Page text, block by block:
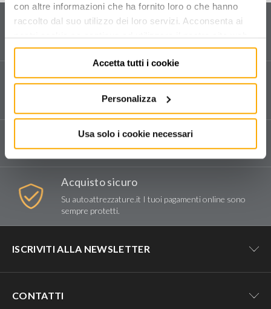
con altre informazioni che ha fornito loro o che hanno
raccolto dal suo utilizzo dei loro servizi. Acconsenta ai
nostri cookie se continua ad utilizzare il nostro sito web.
Accetta tutti i cookie
Personalizza
Usa solo i cookie necessari
FILTRA PER
MARCHI
FERVI-VEPRUG SRL
Servizio clienti
e sui nostri prodotti.
Assistenza tecnica
Vendita e assistenza tecnica dedicata in tutta Italia.
Compila il formper richiedere assistenza.
Spedizioni e reso
Consegna tramite corriere espresso.
Acquisto sicuro
Su autoattrezzature.it I tuoi pagamenti online sono
sempre protetti.
CONTATTI
ISCRIVITI ALLA NEWSLETTER
Resta aggiornato su tutte le novità e